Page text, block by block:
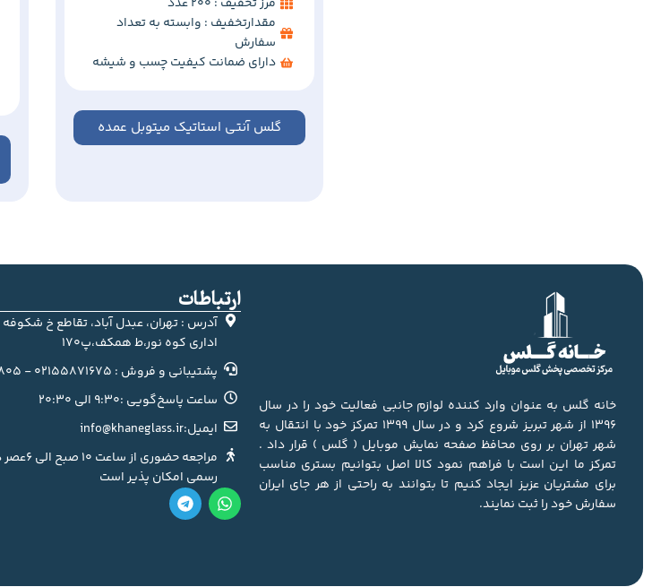
مقدارتخفیف : وابسته به تعداد
سفارش
دارای ضمانت کیفیت چسب و شیشه
گلس آنتی استاتیک میتوبل عمده
خانه گلس به عنوان وارد کننده لوازم جانبی فعالیت خود را در سال
1396 از شهر تبریز شروع کرد و در سال 1399 تمرکز خود با انتقال به
شهر تهران بر روی محافظ صفحه نمایش موبایل ( گلس ) قرار داد .
تمرکز ما این است با فراهم نمود کالا اصل بتوانیم بستری مناسب
برای مشتریان عزیز ایجاد کنیم تا بتوانند به راحتی از هر جای ایران
سفارش خود را ثبت نمایند.
ارتباطات
آدرس : تهران، عبدل آباد، تقاطع خ
اداری کوه نور،ط همکف،پ170
پشتیبانی و فروش : 02155871675 - 09102520805
ساعت پاسخ‌گویی :9:30 الی 20:30
ایمیل:info@khaneglass.ir
مراجعه
رسمی امکان پذیر است